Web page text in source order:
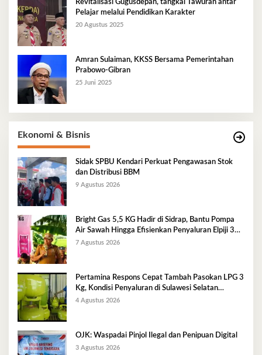
Revitalisasi Gugusdepan, tangkal Tawuran antar
Pelajar melalui Pendidikan Karakter
20 Agustus 2025
Amran Sulaiman, KKSS Bersama Pemerintahan
Prabowo-Gibran
25 Juni 2025
Ekonomi & Bisnis
Sidak SPBU Kendari Perkuat Pengawasan Stok
dan Distribusi BBM
9 Agustus 2026
Bright Gas 5,5 KG Hadir di Sidrap, Bantu Pompa
Air Sawah Hingga Efisienkan Penyaluran Elpiji 3
Kg
7 Agustus 2026
Pertamina Respons Cepat Tambah Pasokan LPG 3
Kg, Kondisi Penyaluran di Sulawesi Selatan
Berlangsung Kondusif
4 Agustus 2026
OJK: Waspadai Pinjol Ilegal dan Penipuan Digital
3 Agustus 2026